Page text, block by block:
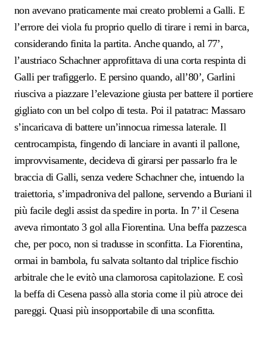
non avevano praticamente mai creato problemi a Galli. E
l’errore dei viola fu proprio quello di tirare i remi in barca,
considerando finita la partita. Anche quando, al 77’,
l’austriaco Schachner approfittava di una corta respinta di
Galli per trafiggerlo. E persino quando, all’80’, Garlini
riusciva a piazzare l’elevazione giusta per battere il portiere
gigliato con un bel colpo di testa. Poi il patatrac: Massaro
s’incaricava di battere un’innocua rimessa laterale. Il
centrocampista, fingendo di lanciare in avanti il pallone,
improvvisamente, decideva di girarsi per passarlo fra le
braccia di Galli, senza vedere Schachner che, intuendo la
traiettoria, s’impadroniva del pallone, servendo a Burianiil
più faciledegli assistda spedire in porta. In 7’ il Cesena
aveva rimontato 3 gol alla Fiorentina. Una beffa pazzesca
che, per poco, non si tradusse in sconfitta. La Fiorentina,
ormai in bambola, fu salvata soltanto dal triplice fischio
arbitrale che le evitò una clamorosa capitolazione. E così
la beffa di Cesena passò alla storia come il più atroce dei
pareggi. Quasi più insopportabile di una sconfitta.